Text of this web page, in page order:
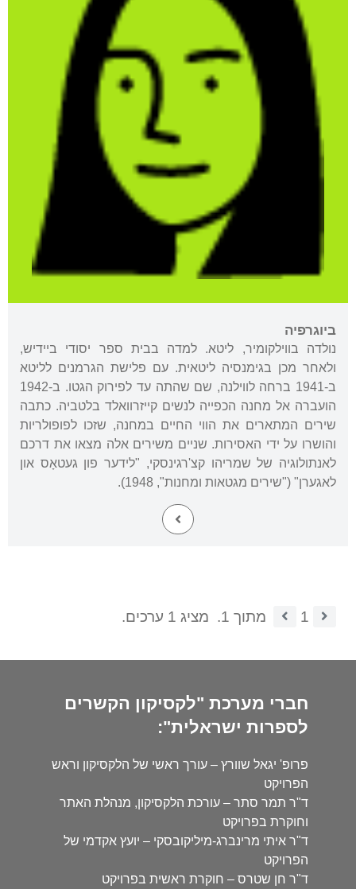
ביוגרפיה
נולדה בווילקומיר, ליטא. למדה בבית ספר יסודי ביידיש,
ולאחר מכן בגימנסיה ליטאית. עם פלישת הגרמנים לליטא
ב-1941 ברחה לווילנה, שם שהתה עד לפירוק הגטו. ב-1942
הועברה אל מחנה הכפייה לנשים קייזרוואלד בלטביה. כתבה
שירים המתארים את הווי החיים במחנה, שזכו לפופולריות
והושרו על ידי האסירות. שניים משירים אלה מצאו את דרכם
לאנתולוגיה של שמריהו קצ'רגינסקי, "לידער פון געטאָס און
לאגערן" ("שירים מגטאות ומחנות", 1948).
1 מתוך 1. מציג 1 ערכים.
חברי מערכת "לקסיקון הקשרים
לספרות ישראלית":
פרופ' יגאל שוורץ – עורך ראשי של הלקסיקון וראש
הפרויקט
ד"ר תמר סתר – עורכת הלקסיקון, מנהלת האתר
וחוקרת בפרויקט
ד"ר איתי מרינברג-מיליקובסקי – יועץ אקדמי של
הפרויקט
ד"ר חן שטרס – חוקרת ראשית בפרויקט